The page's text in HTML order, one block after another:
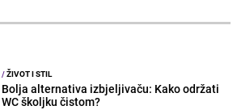
/ŽIVOT I STIL
Bolja alternativa izbjeljivaču: Kako održati
WC školjku čistom?